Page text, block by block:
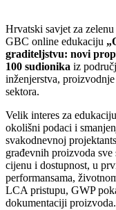
Hrvatski savjet za
GBC online edukaciju
graditeljstvu: novi
100 sudionika iz
inženjerstva,
sektora.
Velik interes za
okolišni podaci i
svakodnevnoj
građevnih proizvoda
cijenu i dostupnost, u
performansama,
LCA pristupu, GWP
dokumentaciji proizvoda.